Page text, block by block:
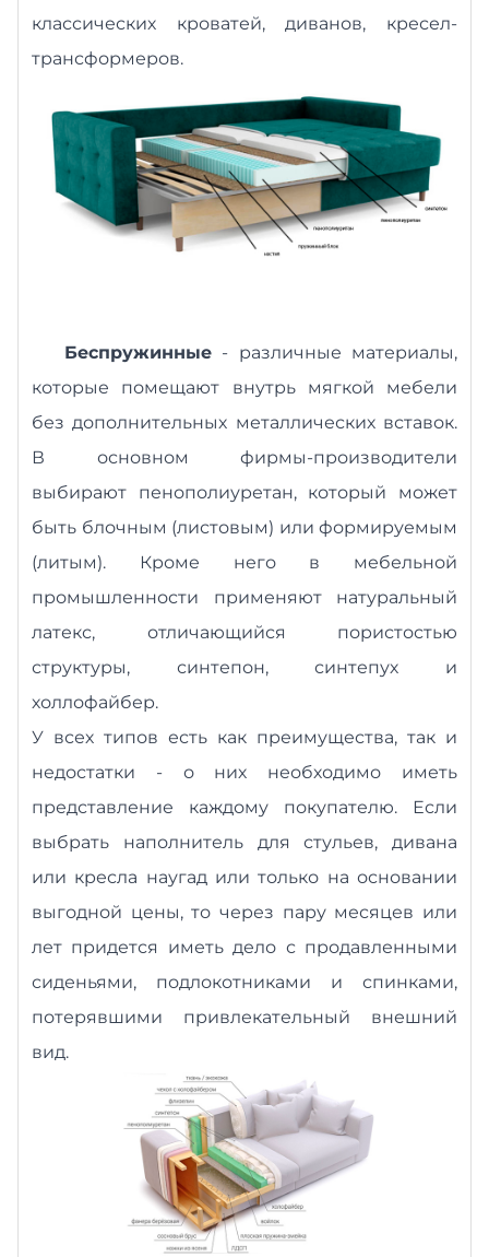
классических кроватей, диванов, кресел-
трансформеров.
Беспружинные - различные материалы,
которые помещают внутрь мягкой мебели
без дополнительных металлических вставок.
В основном фирмы-производители
выбирают пенополиуретан, который может
быть блочным (листовым) или формируемым
(литым). Кроме него в мебельной
промышленности применяют натуральный
латекс, отличающийся пористостью
структуры, синтепон, синтепух и
холлофайбер.
У всех типов есть как преимущества, так и
недостатки - о них необходимо иметь
представление каждому покупателю. Если
выбрать наполнитель для стульев, дивана
или кресла наугад или только на основании
выгодной цены, то через пару месяцев или
лет придется иметь дело с продавленными
сиденьями, подлокотниками и спинками,
потерявшими привлекательный внешний
вид.